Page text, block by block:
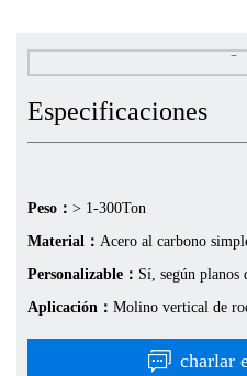
Especificaciones
Peso： > 1-300Ton
Material： Acero al carbono
Personalizable： Sí, según planos
Aplicación： Molino vertical de
charlar